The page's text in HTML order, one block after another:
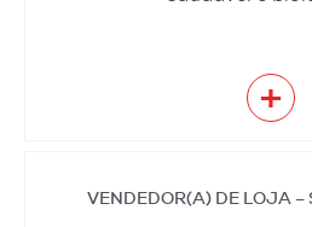
+
VENDEDOR(A) DE LOJA –